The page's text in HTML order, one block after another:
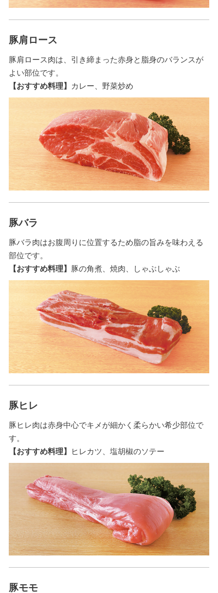
豚肩ロース
豚肩ロース肉は、引き締まった赤身と脂身のバランスが
よい部位です。
【おすすめ料理】
カレー、野菜炒め
豚バラ
豚バラ肉はお腹周りに位置するため脂の旨みを味わえる
部位です。
【おすすめ料理】
豚の角煮、焼肉、しゃぶしゃぶ
豚ヒレ
豚ヒレ肉は赤身中心でキメが細かく柔らかい希少部位で
す。
【おすすめ料理】
ヒレカツ、塩胡椒のソテー
豚モモ